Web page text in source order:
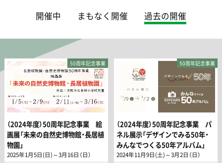
開催中 まもなく開催 過去の開催
（2024年度）50周年記念事業 絵
画展「未来の自然史博物館・長居植
物園」
2025年1月5日(日)～3月16日（日）
50周年記念事業
（2024年度）50周年記念事業 パ
ネル展示「デザインでみる50年・
みんなでつくる50年アルバム」
2024年11月9日(土)～3月2日（日）
50周年記念事業